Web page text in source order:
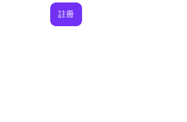
註冊